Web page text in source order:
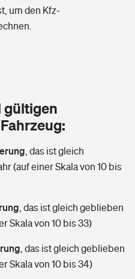
finden
finden
um den Kfz-
gültigen
das ist gleich
(auf einer Skala von 10 bis
das ist gleich geblieben
Skala von 10 bis 33)
das ist gleich geblieben
Skala von 10 bis 34)